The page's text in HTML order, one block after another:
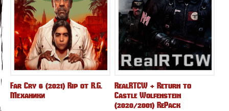
Far Cry 6 (2021) Rip от R.G.
Механики
RealRTCW + Return to
Castle Wolfenstein
(2020/2001) RePack